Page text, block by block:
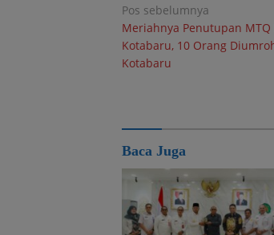
Navigasi
pos
Pos sebelumnya
Meriahnya Penutupan MTQ
Kotabaru, 10 Orang
Kotabaru
Baca Juga